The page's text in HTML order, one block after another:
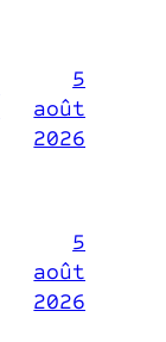
5
août
2026
5
août
2026